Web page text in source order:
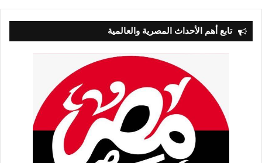
تابع أهم الأحداث المصرية والعالمية